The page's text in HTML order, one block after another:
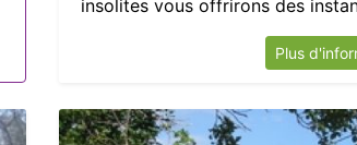
insolites vous offrirons des
Plus